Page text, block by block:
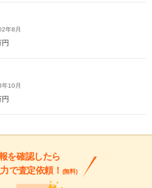
年8月
10月
を確認したら
で査定依頼！ (無料)